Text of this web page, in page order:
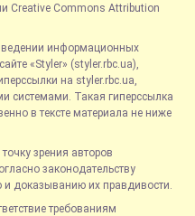
Creative Commons Attribution
информационных
«Styler» (styler.rbc.ua),
на styler.rbc.ua,
системами. Такая гиперссылка
в тексте материала не ниже
зрения авторов
законодательству
доказыванию их правдивости.
требованиям